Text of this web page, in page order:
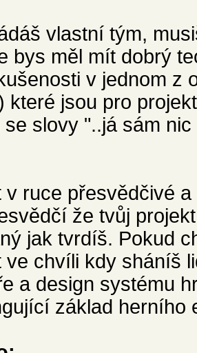
vlastní tým,
bys měl mít dobrý
v jednom z
které jsou pro
se slovy "..já sám
v ruce přesvědčivé
že tvůj
jak tvrdíš. Pokud
ve chvíli kdy sháníš
a design systému
základ herního